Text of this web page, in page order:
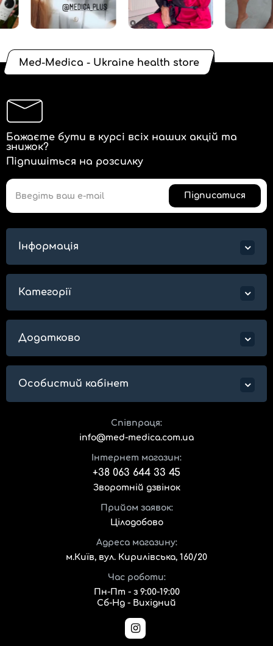
Med-Medica - Ukraine health store
Бажаєте бути в курсі всіх наших акцій та
знижок?
Підпишіться на розсилку
Підписатися
Інформація
Категорії
Додатково
Особистий кабінет
Співпраця:
info@med-medica.com.ua
Інтернет магазин:
+38 063 644 33 45
Зворотній дзвінок
Прийом заявок:
Цілодобово
Адреса магазину:
м.Київ, вул. Кирилівська, 160/20
Час роботи:
Пн-Пт - з 9:00-19:00
Сб-Нд - Вихідний